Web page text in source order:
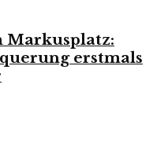
Markusplatz:
erstmals